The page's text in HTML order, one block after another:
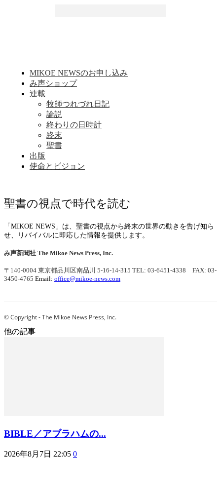
MIKOE NEWSのお申し込み
み声ショップ
連載
牧師つれづれ日記
論説
終わりの日時計
終末
聖書
出版
使命とビジョン
聖書の視点で時代を読む
「MIKOE NEWS」は、聖書の視点から終末の世界の動きを告げ知ら
せ、リバイバルに即応した情報を提供します。
み声新聞社 The Mikoe News Press, Inc.
〒140-0004 東京都品川区南品川 5-16-14-315 TEL: 03-6451-4338 FAX: 03-
3450-4765 Email: office@mikoe-news.com
© Copyright - The Mikoe News Press, Inc.
他の記事
BIBLE／アブラハムの...
2026年8月7日 22:05 0